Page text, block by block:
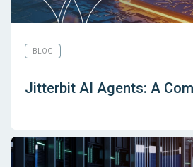
BLOG
Jitterbit AI Agents: A